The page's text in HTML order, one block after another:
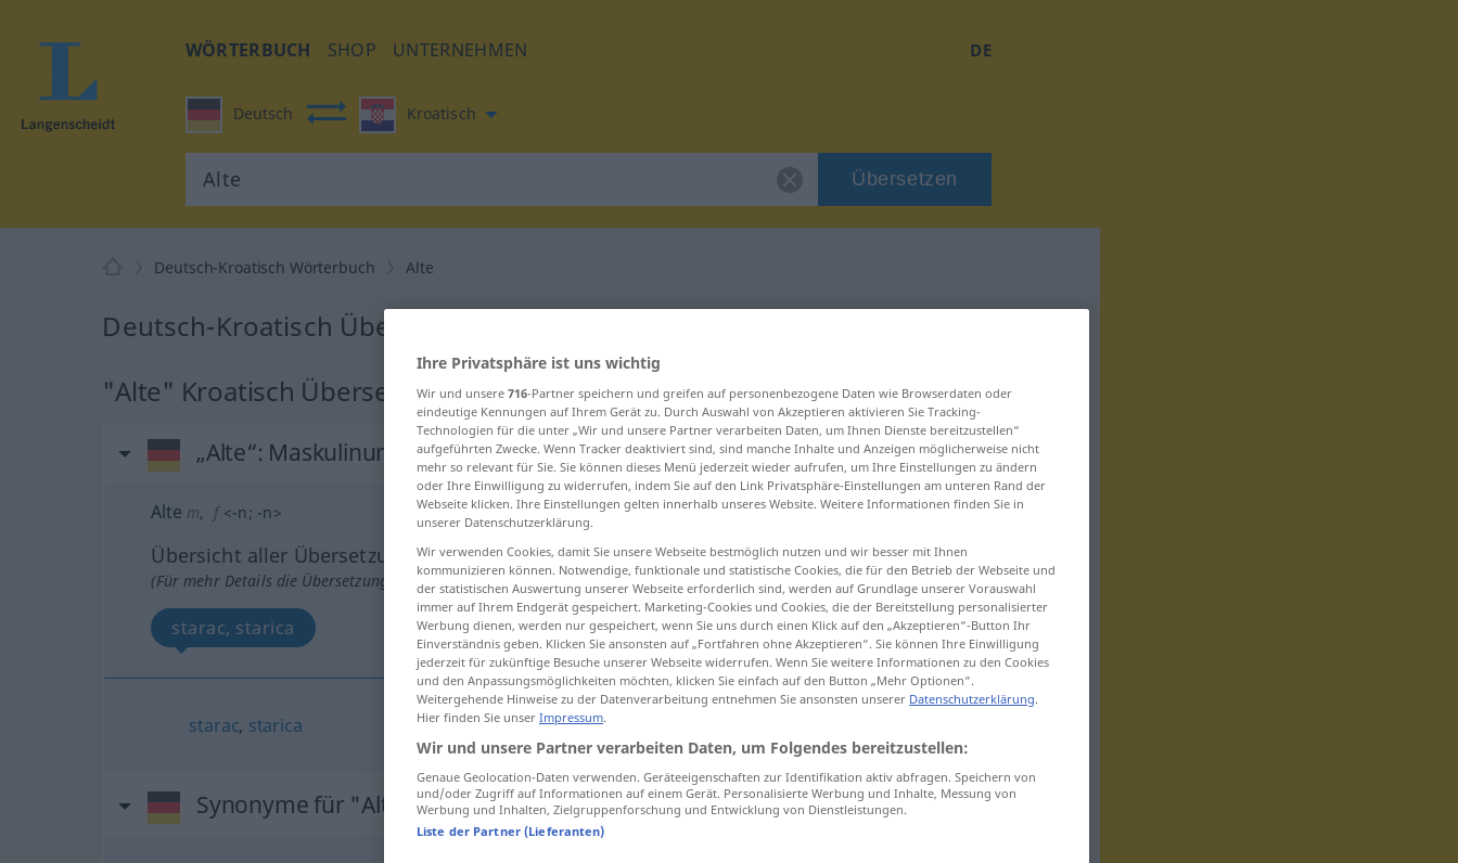
WÖRTERBUCH SHOP UNTERNEHMEN DE
Deutsch Kroatisch
Übersetzen
Deutsch-Kroatisch Wörterbuch Alte
Deutsch-Kroatisch Übersetzung für "Alte"
"Alte" Kroatisch Übersetzung
„Alte“: Maskulinum | Femininum
Alte m, f <-n; -n>
Übersicht aller Übersetzungen
(Für mehr Details die Übersetzung anklicken/antippen)
starac, starica
starac, starica
Synonyme für "Alte"
Ihre Privatsphäre ist uns wichtig
Wir und unsere 716-Partner speichern und greifen auf personenbezogene Daten wie Browserdaten oder
eindeutige Kennungen auf Ihrem Gerät zu. Durch Auswahl von Akzeptieren aktivieren Sie Tracking-
Technologien für die unter „Wir und unsere Partner verarbeiten Daten, um Ihnen Dienste bereitzustellen“
aufgeführten Zwecke. Wenn Tracker deaktiviert sind, sind manche Inhalte und Anzeigen möglicherweise nicht
mehr so relevant für Sie. Sie können dieses Menü jederzeit wieder aufrufen, um Ihre Einstellungen zu ändern
oder Ihre Einwilligung zu widerrufen, indem Sie auf den Link Privatsphäre-Einstellungen am unteren Rand der
Webseite klicken. Ihre Einstellungen gelten innerhalb unseres Website. Weitere Informationen finden Sie in
unserer Datenschutzerklärung.
Wir verwenden Cookies, damit Sie unsere Webseite bestmöglich nutzen und wir besser mit Ihnen
kommunizieren können. Notwendige, funktionale und statistische Cookies, die für den Betrieb der Webseite und
der statistischen Auswertung unserer Webseite erforderlich sind, werden auf Grundlage unserer Vorauswahl
immer auf Ihrem Endgerät gespeichert. Marketing-Cookies und Cookies, die der Bereitstellung personalisierter
Werbung dienen, werden nur gespeichert, wenn Sie uns durch einen Klick auf den „Akzeptieren“-Button Ihr
Einverständnis geben. Klicken Sie ansonsten auf „Fortfahren ohne Akzeptieren“. Sie können Ihre Einwilligung
jederzeit für zukünftige Besuche unserer Webseite widerrufen. Wenn Sie weitere Informationen zu den Cookies
und den Anpassungsmöglichkeiten möchten, klicken Sie einfach auf den Button „Mehr Optionen“.
Weitergehende Hinweise zu der Datenverarbeitung entnehmen Sie ansonsten unserer Datenschutzerklärung.
Hier finden Sie unser Impressum.
Wir und unsere Partner verarbeiten Daten, um Folgendes bereitzustellen:
Genaue Geolocation-Daten verwenden. Geräteeigenschaften zur Identifikation aktiv abfragen. Speichern von
und/oder Zugriff auf Informationen auf einem Gerät. Personalisierte Werbung und Inhalte, Messung von
Werbung und Inhalten, Zielgruppenforschung und Entwicklung von Dienstleistungen.
Liste der Partner (Lieferanten)